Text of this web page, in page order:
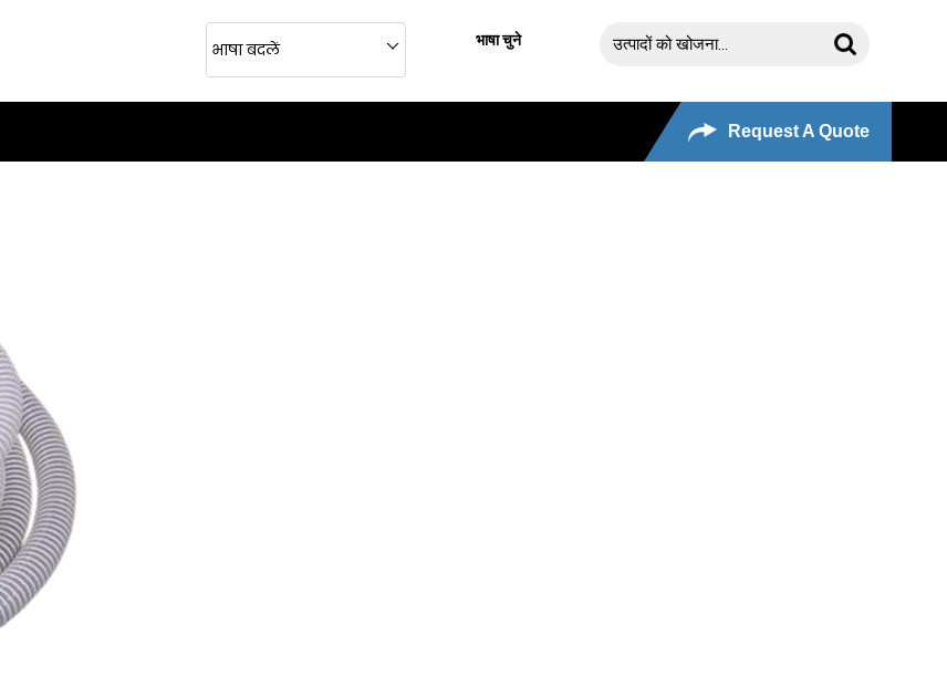
भाषा बदलें भाषा चुने
Request A Quote